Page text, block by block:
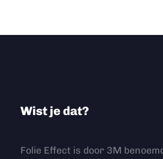
Wist je dat?
Folie Effect is door 3M